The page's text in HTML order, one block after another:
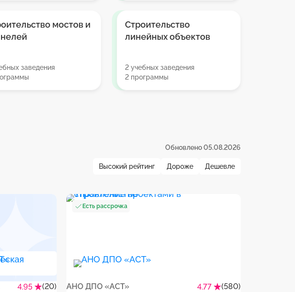
мостов и
заведения
Строительство
линейных объектов
2 учебных заведения
2 программы
Обновлено 05.08.2026
Высокий рейтинг Дороже Дешевле
4.95
(20)
Есть рассрочка
АНО ДПО «АСТ» 4.77
(580)